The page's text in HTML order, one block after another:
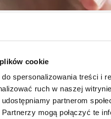
cookie
spersonalizowania treści i
ruch w naszej
partnerom
mogą połączyć te
tołpa - jak
opakowania